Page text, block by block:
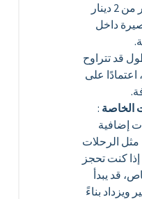
مثلاً، تبدأ الأسعار من 2 دينار
داخل
قد تتراوح
اعتمادًا على
الخاصة:
إضافية
الرحلات
كنت تحجز
قد يبدأ
دنانير ويزداد بناءً